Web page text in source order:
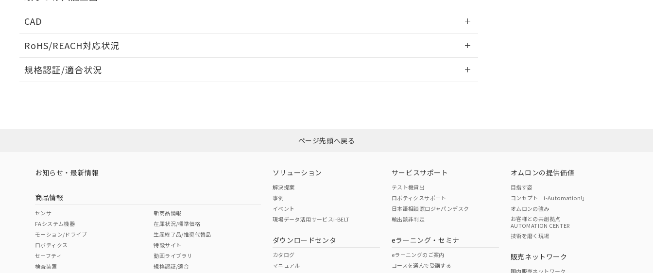
CAD
RoHS/REACH対応状況
EU RoHS 注意事項・凡例
ダウンロードはこちら
中国 RoHS 注意事項・凡例
中国 RoHS表
Pb Hg Cr(VI)
O O
規格認証/適合状況
ページ先頭へ戻る
お知らせ・最新情報
商品情報
センサ
FAシステム機器
モーション/ドライブ
ロボティクス
セーフティ
検査装置
新商品情報
在庫状況/標準価格
生産終了品/推奨代替品
特設サイト
動画ライブラリ
規格認証/適合
ソリューション
解決提案
事例
イベント
現場データ活用サービスi-BELT
ダウンロードセンタ
カタログ
マニュアル
サービスサポート
テスト機貸出
ロボティクスサポート
日本語相談窓口ジャパンデスク
輸出該非判定
eラーニング・セミナ
eラーニングのご案内
コースを選んで受講する
オムロンの提供価値
目指す姿
コンセプト「i-Automation!」
オムロンの強み
お客様との共創拠点
AUTOMATION CENTER
技術を磨く現場
販売ネットワーク
国内販売ネットワーク